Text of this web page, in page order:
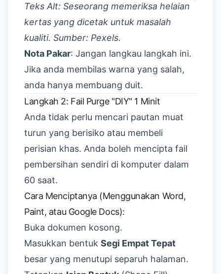
Teks Alt: Seseorang memeriksa helaian
kertas yang dicetak untuk masalah
kualiti. Sumber: Pexels.
Nota Pakar: Jangan langkau langkah ini.
Jika anda membilas warna yang salah,
anda hanya membuang duit.
Langkah 2: Fail Purge "DIY" 1 Minit
Anda tidak perlu mencari pautan muat
turun yang berisiko atau membeli
perisian khas. Anda boleh mencipta fail
pembersihan sendiri di komputer dalam
60 saat.
Cara Menciptanya (Menggunakan Word,
Paint, atau Google Docs):
Buka dokumen kosong.
Masukkan bentuk Segi Empat Tepat
besar yang menutupi separuh halaman.